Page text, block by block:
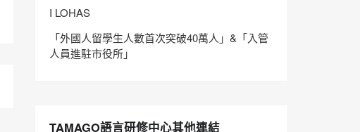
I LOHAS
「外國人留學生人數首次突破40萬人」&「入管
人員進駐市役所」
TAMAGO語言研修中心其他連結